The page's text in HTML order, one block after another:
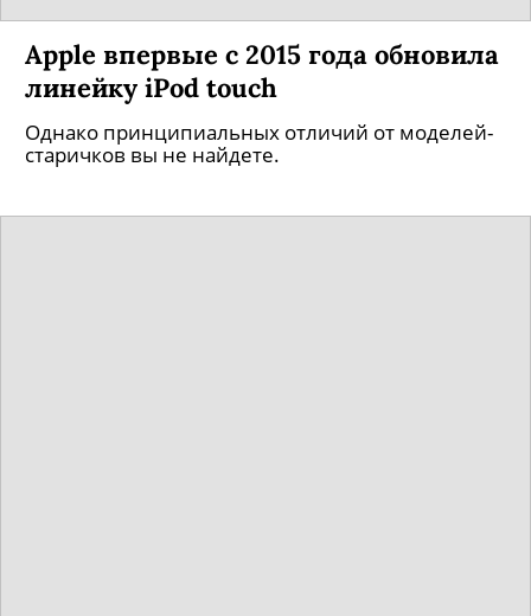
Apple впервые с 2015 года обновила
линейку iPod touch
Однако принципиальных отличий от моделей-
старичков вы не найдете.